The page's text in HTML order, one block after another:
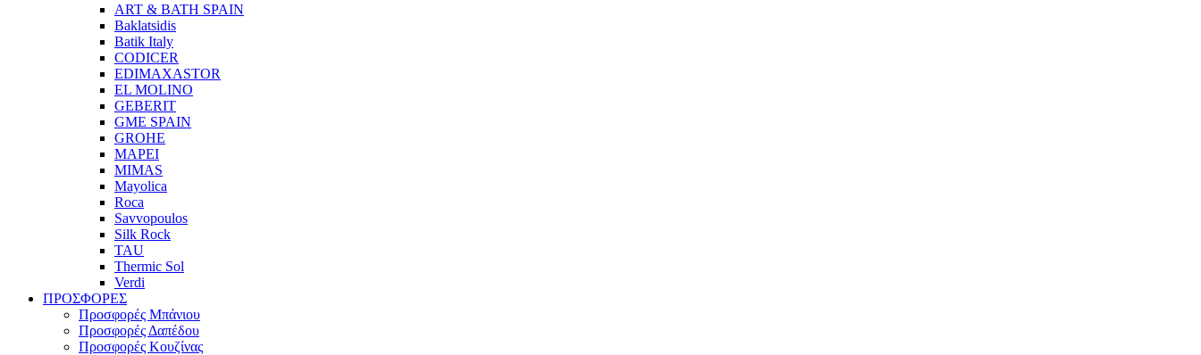
ART & BATH SPAIN
Baklatsidis
Batik Italy
CODICER
EDIMAXASTOR
EL MOLINO
GEBERIT
GME SPAIN
GROHE
MAPEI
MIMAS
Mayolica
Roca
Savvopoulos
Silk Rock
TAU
Thermic Sol
Verdi
ΠΡΟΣΦΟΡΕΣ
Προσφορές Μπάνιου
Προσφορές Δαπέδου
Προσφορές Κουζίνας